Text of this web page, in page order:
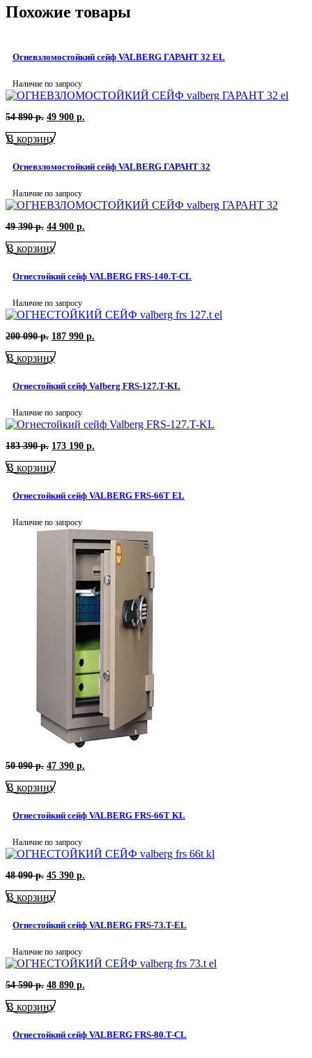
Похожие товары
Огневзломостойкий сейф VALBERG ГАРАНТ 32 EL
Наличие по запросу
54 890р. Первоначальная
составляла
р..
49 900 р.
р..
В корзину
Огневзломостойкий сейф VALBERG ГАРАНТ 32
Наличие по запросу
49 390р. Первоначальная
составляла
390
р..
44 900 р.
р..
В корзину
Огнестойкий сейф VALBERG FRS-140.T-CL
Наличие по запросу
200 090р. Первоначальная
составляла
090
р..
187 990 р.
р..
В корзину
Огнестойкий сейф Valberg FRS-127.T-KL
Наличие по запросу
183 390р. Первоначальная
составляла
390
р..
173 190 р.
р..
В корзину
Огнестойкий сейф VALBERG FRS-66T EL
Наличие по запросу
50 090р. Первоначальная
составляла
090
р..
47 390 р.
р..
В корзину
Огнестойкий сейф VALBERG FRS-66T KL
Наличие по запросу
48 090р. Первоначальная
составляла
090
р..
45 390 р.
р..
В корзину
Огнестойкий сейф VALBERG FRS-73.T-EL
Наличие по запросу
54 590р. Первоначальная
составляла
590
р..
48 890 р.
р..
В корзину
Огнестойкий сейф VALBERG FRS-80.T-CL